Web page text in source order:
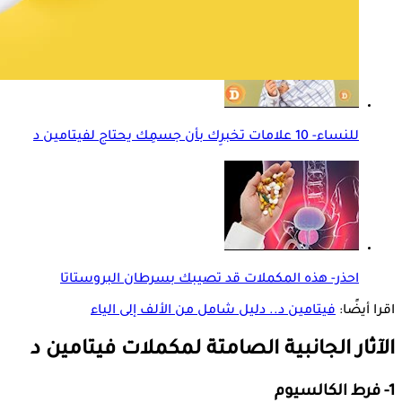
للنساء- 10 علامات تخبرِك بأن جسمِك يحتاج لفيتامين د
احذر- هذه المكملات قد تصيبك بسرطان البروستاتا
اقرا أيضًا: فيتامين د.. دليل شامل من الألف إلى الياء
الآثار الجانبية الصامتة لمكملات فيتامين د
1- فرط الكالسيوم